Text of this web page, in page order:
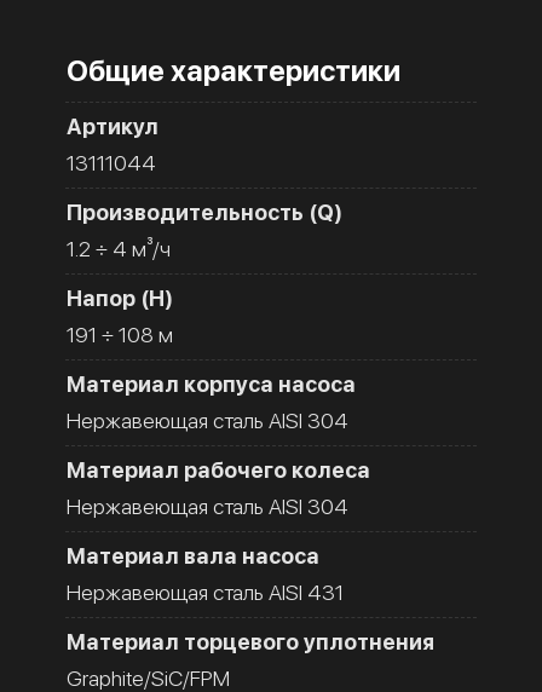
Общие характеристики
Артикул
13111044
Производительность (Q)
1.2 ÷ 4 м³/ч
Напор (H)
191 ÷ 108 м
Материал корпуса насоса
Нержавеющая сталь AISI 304
Материал рабочего колеса
Нержавеющая сталь AISI 304
Материал вала насоса
Нержавеющая сталь AISI 431
Материал торцевого уплотнения
Graphite/SiC/FPM